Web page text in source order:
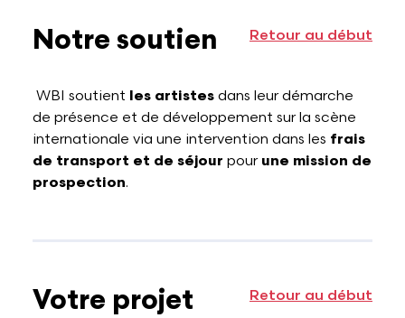
Retour au début
Notre soutien
WBI soutient les artistes dans leur démarche
de présence et de développement sur la scène
internationale via une intervention dans les frais
de transport et de séjour pour une mission de
prospection.
Retour au début
Votre projet